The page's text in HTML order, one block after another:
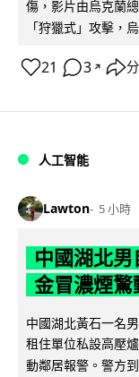
傷，影片由烏克蘭
「狩獵式」攻擊，
21 3 ↗
人工智能
Lawton 5 小時
中國湖北
金冒濃煙驚
中國湖北黃石一名
租住單位私設高壓
動鄰居報警。警方